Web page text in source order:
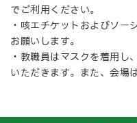
でご利用ください。
・咳エチケットおよびソー
お願いします。
・教職員はマスクを着用し
いただきます。また、会場